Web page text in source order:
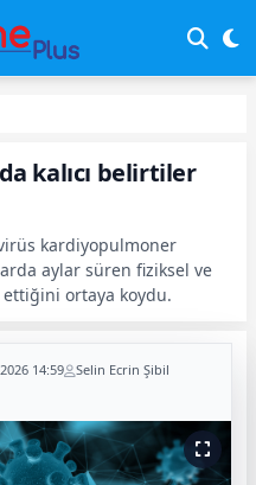
kalıcı belirtiler
kardiyopulmoner
aylar süren fiziksel ve
ortaya koydu.
14:59
Selin Ecrin Şibil